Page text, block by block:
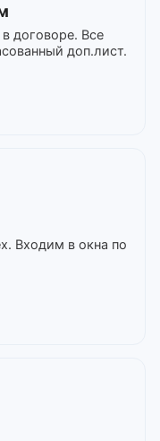
договоре. Все
доп.лист.
Входим в окна по